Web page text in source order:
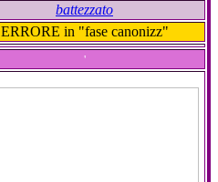
battezzato
ERRORE in "fase canonizz"
'